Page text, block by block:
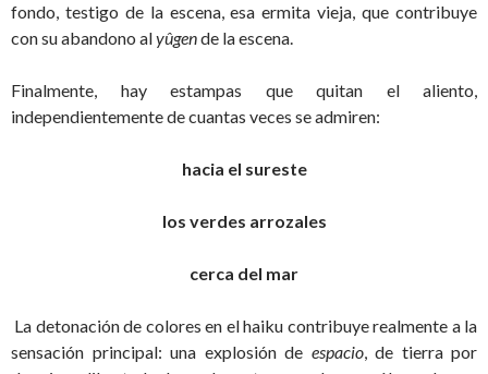
fondo, testigo de la escena, esa ermita vieja, que contribuye
con su abandono alyûgende la escena.
Finalmente, hay estampas que quitan el aliento,
independientemente de cuantas veces se admiren:
hacia el sureste
los verdes arrozales
cerca del mar
La detonación de colores en el haiku contribuye realmente a la
sensación principal: una explosión de espacio, de tierra por